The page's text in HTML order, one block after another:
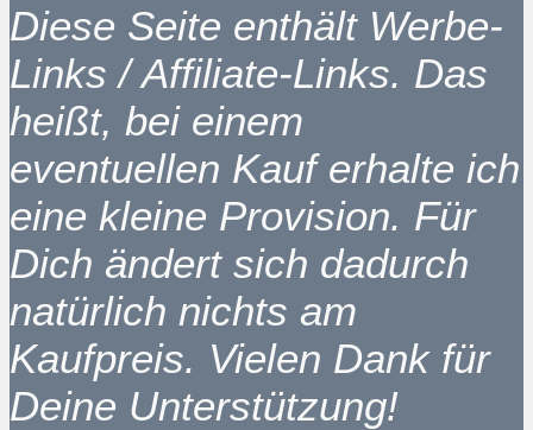
Diese Seite enthält Werbe-
Links / Affiliate-Links. Das
heißt, bei einem
eventuellen Kauf erhalte ich
eine kleine Provision. Für
Dich ändert sich dadurch
natürlich nichts am
Kaufpreis. Vielen Dank für
Deine Unterstützung!